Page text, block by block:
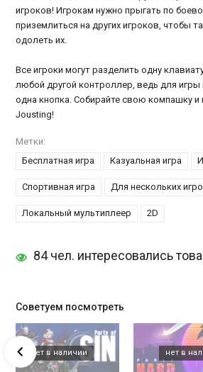
игроков! Игрокам нужно прыгать по
приземлиться на других игроков, чтобы
одолеть их.
Все игроки могут разделить одну
любой другой контроллер, ведь для игры
одна кнопка. Собирайте свою компашку и
Jousting!
Метки:
Бесплатная игра
Казуальная игра
Спортивная игра Для нескольких
Локальный мультиплеер 2D
84 чел. интересовались
Советуем посмотреть